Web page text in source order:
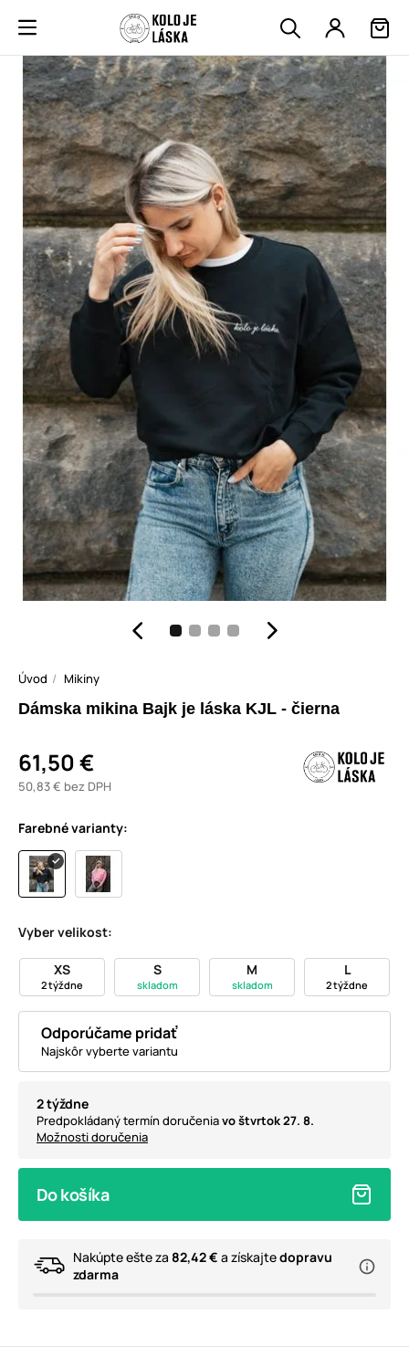
Úvod Mikiny
Dámska mikina Bajk je láska KJL - čierna
61,50 €
50,83 € bez DPH
Farebné varianty:
Vyber velikost:
XS
2 týždne
S
skladom
M
skladom
L
2 týždne
Odporúčame pridať
Najskôr vyberte variantu
2 týždne
Predpokládaný termín doručeniavo štvrtok 27. 8.
Možnosti doručenia
Do košíka
Nakúpte ešte za 82,42 € a získajtedopravu
zdarma